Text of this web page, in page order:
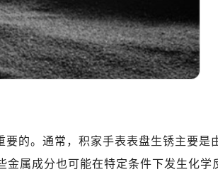
的。通常，积家手表表盘生锈主要是
属成分也可能在特定条件下发生化学